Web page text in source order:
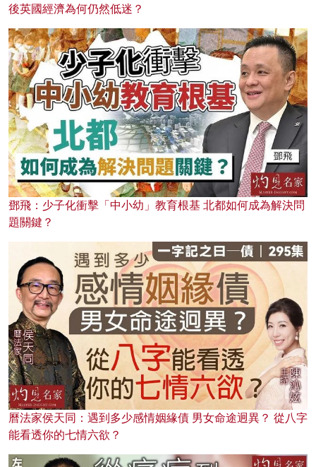
後英國經濟為何仍然低迷？
鄧飛：少子化衝擊「中小幼」教育根基 北都如何成為解決問
題關鍵？
曆法家侯天同：遇到多少感情姻緣債 男女命途迥異？ 從八字
能看透你的七情六欲？